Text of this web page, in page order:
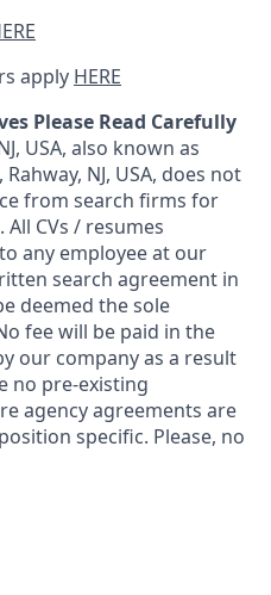
apply HERE
Please Read Carefully
USA, also known as
NJ, USA, does not
from search firms for
CVs / resumes
any employee at our
search agreement in
deemed the sole
fee will be paid in the
our company as a result
no pre-existing
agency agreements are
specific. Please, no